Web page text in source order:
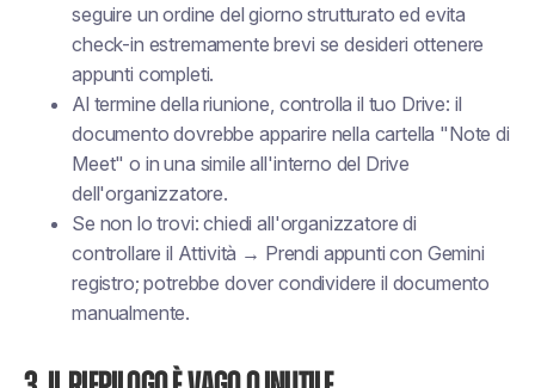
seguire un ordine del giorno strutturato ed evita
check-in estremamente brevi se desideri ottenere
appunti completi.
Al termine della riunione, controlla il tuo Drive: il
documento dovrebbe apparire nella cartella "Note di
Meet" o in una simile all'interno del Drive
dell'organizzatore.
Se non lo trovi: chiedi all'organizzatore di
controllare il Attività → Prendi appunti con Gemini
registro; potrebbe dover condividere il documento
manualmente.